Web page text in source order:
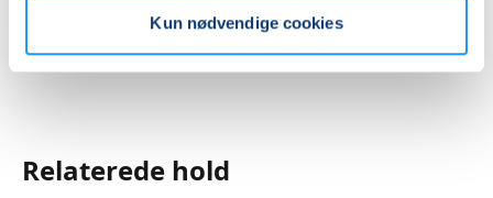
Kun nødvendige cookies
Relaterede hold